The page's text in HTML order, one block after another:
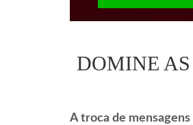
DOMINE
A troca de